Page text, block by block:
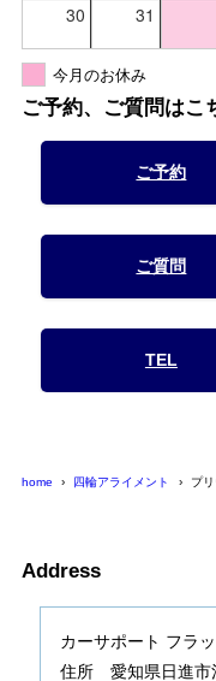
30 31
今月のお休み
ご予約、ご質問はこ
ご予約
ご質問
TEL
home 四輪アライメント プ
Address
カーサポート フラ
住所 愛知県日進市